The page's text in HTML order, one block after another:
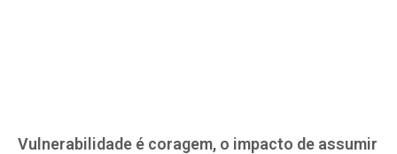
Vulnerabilidade é coragem, o impacto de assumir